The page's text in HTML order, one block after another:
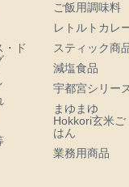
・ド
ご飯用調味料
レトルトカレ
スティック商
減塩食品
宇都宮シリー
まゆまゆ
Hokkori玄米ご
はん
業務用商品